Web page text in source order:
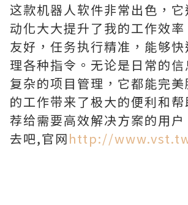
这款机器人软件非常出色，它
动化大大提升了我的工作效
友好，任务执行精准，能够
理各种指令。无论是日常的
复杂的项目管理，它都能完
的工作带来了极大的便利和
荐给需要高效解决方案的用
去吧,官网http://